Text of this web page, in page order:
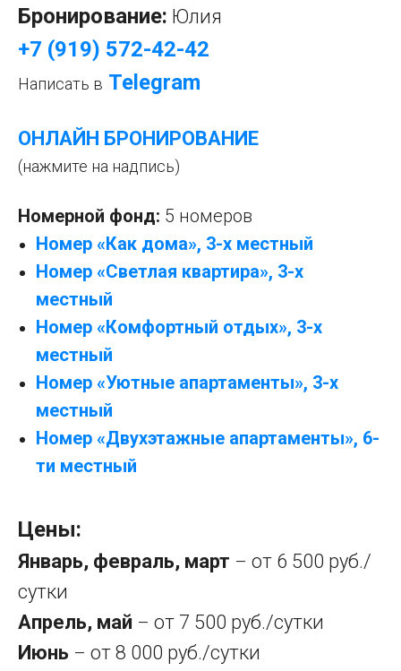
Бронирование: Юлия
+7 (919) 572-42-42
Написать в Telegram
ОНЛАЙН БРОНИРОВАНИЕ
(нажмите на надпись)
Номерной фонд: 5 номеров
Номер «Как дома», 3-х местный
Номер «Светлая квартира», 3-х
местный
Номер «Комфортный отдых», 3-х
местный
Номер «Уютные апартаменты», 3-х
местный
Номер «Двухэтажные апартаменты», 6-
ти местный
Цены:
Январь, февраль, март – от 6 500 руб./
сутки
Апрель, май – от 7 500 руб./сутки
Июнь – от 8 000 руб./сутки